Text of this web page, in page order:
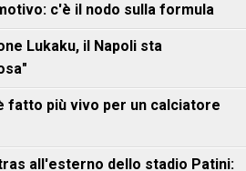
c'è il nodo sulla formula
Lukaku, il Napoli sta
fatto più vivo per un calciatore
all'esterno dello stadio Patini: